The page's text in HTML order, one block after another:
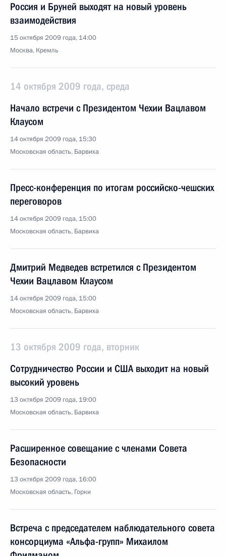
Россия и Бруней выходят на новый уровень
взаимодействия
15 октября 2009 года, 14:00
Москва, Кремль
14 октября 2009 года, среда
Начало встречи с Президентом Чехии Вацлавом
Клаусом
14 октября 2009 года, 15:30
Московская область, Барвиха
Пресс-конференция по итогам российско-чешских
переговоров
14 октября 2009 года, 15:00
Московская область, Барвиха
Дмитрий Медведев встретился с Президентом
Чехии Вацлавом Клаусом
14 октября 2009 года, 15:00
Московская область, Барвиха
13 октября 2009 года, вторник
Сотрудничество России и США выходит на новый
высокий уровень
13 октября 2009 года, 19:00
Московская область, Барвиха
Расширенное совещание с членами Совета
Безопасности
13 октября 2009 года, 16:00
Московская область, Горки
Встреча с председателем наблюдательного совета
консорциума «Альфа-групп» Михаилом